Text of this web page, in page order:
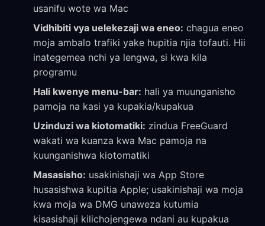
usanifu wote wa Mac
Vidhibiti vya uelekezaji wa eneo: chagua eneo
moja ambalo trafiki yake hupitia njia tofauti. Hii
inategemea nchi ya lengwa, si kwa kila
programu
Hali kwenye menu-bar: hali ya muunganisho
pamoja na kasi ya kupakia/kupakua
Uzinduzi wa kiotomatiki: zindua FreeGuard
wakati wa kuanza kwa Mac pamoja na
kuunganishwa kiotomatiki
Masasisho: usakinishaji wa App Store
husasishwa kupitia Apple; usakinishaji wa moja
kwa moja wa DMG unaweza kutumia
kisasishaji kilichojengewa ndani au kupakua